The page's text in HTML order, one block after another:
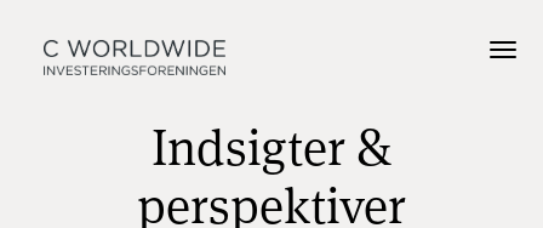
Indsigter &
perspektiver